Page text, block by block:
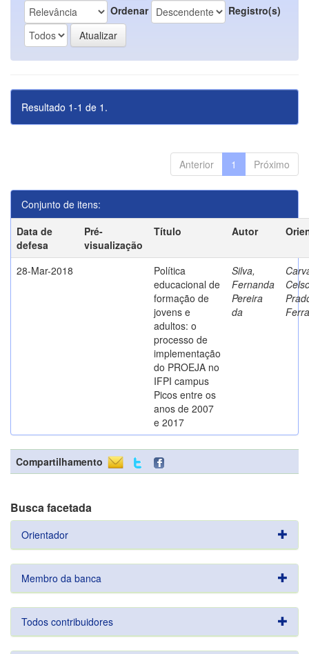
Ordenar
Registro(s)
Resultado 1-1 de 1.
Anterior 1 Próximo
Conjunto de itens:
Data de
defesa
Pré-
visualização
Título Autor
28-Mar-2018
Política
educacional de
formação de
jovens e
adultos: o
processo de
implementação
do PROEJA no
IFPI campus
Picos entre os
anos de 2007
e 2017
Silva,
Fernanda
Pereira
da
Compartilhamento
Busca facetada
Orientador
Membro da banca
Todos contribuidores